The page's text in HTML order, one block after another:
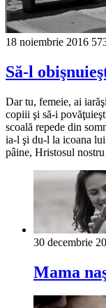
18 noiembrie 2016
Să-l
Dar tu, femeie, ai
copiii şi să-i
scoală repede din
ia-l şi du-l la icoana
pâine, Hristosul
30 decembrie
Mama